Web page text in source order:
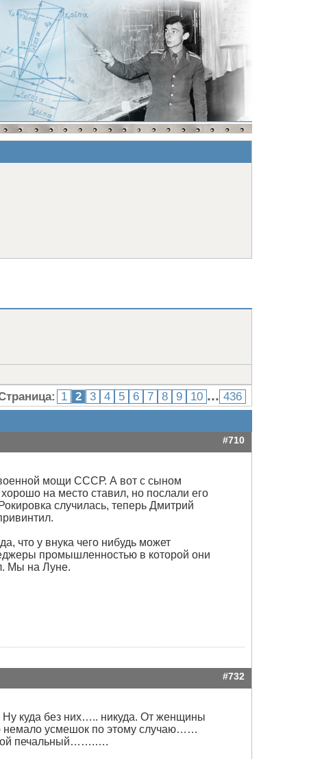
1 2 3 4 5 6 7 8 9 10 ... 436
#710
мощи СССР. А вот с сыном
на место ставил, но послали его
случилась, теперь Дмитрий
что у внука чего нибудь может
промышленностью в которой они
Мы на Луне.
#732
Ну куда без них….. никуда. От женщины
немало усмешок по этому случаю……
печальный…….….